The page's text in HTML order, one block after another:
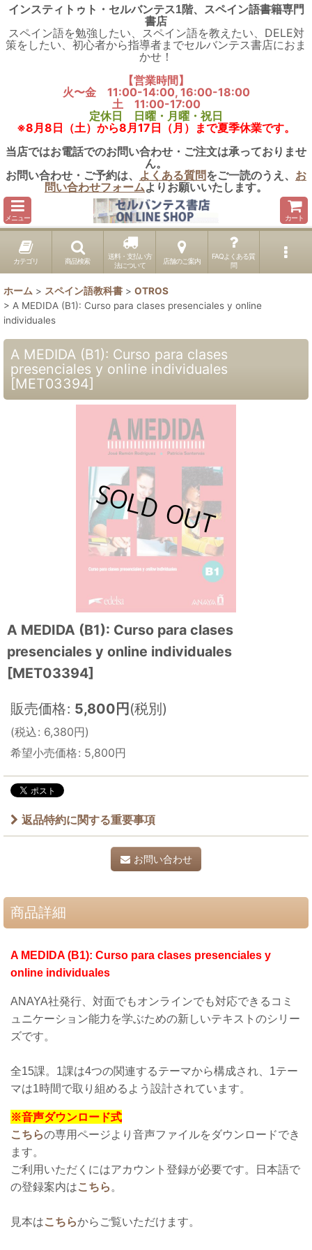
インスティトゥト・セルバンテス1階、スペイン語書籍専門
書店
スペイン語を勉強したい、スペイン語を教えたい、DELE対
策をしたい、初心者から指導者までセルバンテス書店におま
かせ！
【営業時間】
火〜金 11:00-14:00, 16:00-18:00
土 11:00-17:00
定休日 日曜・月曜・祝日
※8月8日（土）から8月17日（月）まで夏季休業です。
当店ではお電話でのお問い合わせ・ご注文は承っておりませ
ん。
お問い合わせ・ご予約は、 よくある質問をご一読のうえ、 お
問い合わせフォームよりお願いいたします。
メニュー カート
カテゴリ 商品検索
送料・支払い方
法について
店舗のご案内
FAQよくある質
問
ホーム > スペイン語教科書 > OTROS
> A MEDIDA (B1): Curso para clases presenciales y online
individuales
A MEDIDA (B1): Curso para clases
presenciales y online individuales
[MET03394]
A MEDIDA (B1): Curso para clases
presenciales y online individuales
[MET03394]
販売価格: 5,800 円 (税別)
(税込: 6,380円)
希望小売価格: 5,800円
返品特約に関する重要事項
お問い合わせ
商品詳細
A MEDIDA (B1): Curso para clases presenciales y
online individuales
ANAYA社発行、対面でもオンラインでも対応できるコミ
ュニケーション能力を学ぶための新しいテキストのシリー
ズです。
全15課。1課は4つの関連するテーマから構成され、1テー
マは1時間で取り組めるよう設計されています。
※音声ダウンロード式
こちらの専用ページより音声ファイルをダウンロードでき
ます。
ご利用いただくにはアカウント登録が必要です。日本語で
の登録案内はこちら 。
見本はこちらからご覧いただけます。